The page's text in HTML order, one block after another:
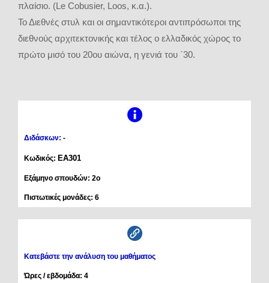
πλαίσιο. (Le Cobusier, Loos, κ.α.).
Το Διεθνές στυλ και οι σημαντικότεροι αντιπρόσωποι της
διεθνούς αρχιτεκτονικής και τέλος ο ελλαδικός χώρος το
πρώτο μισό του 20ου αιώνα, η γενιά του ΄30.
Διδάσκων: -
Κωδικός: ΕΑ301
Εξάμηνο σπουδών: 2ο
Πιστωτικές μονάδες: 6
Κατεβάστε την ανάλυση του μαθήματος
Ώρες / εβδομάδα: 4